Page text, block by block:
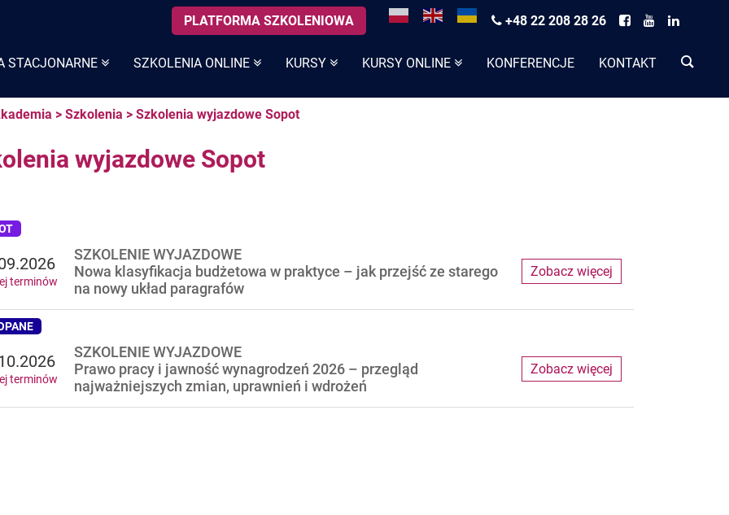
STACJONARNE SZKOLENIA ONLINE KURSY KURSY ONLINE KONFERENCJE KONTAKT
PLATFORMA SZKOLENIOWA +48 22 208 28 26
> Szkolenia > Szkolenia wyjazdowe Sopot
wyjazdowe Sopot
Zobacz więcej
SZKOLENIE WYJAZDOWE
Nowa klasyfikacja budżetowa w praktyce – jak przejść ze starego
na nowy układ paragrafów
terminów
Zobacz więcej
SZKOLENIE WYJAZDOWE
Prawo pracy i jawność wynagrodzeń 2026 – przegląd
najważniejszych zmian, uprawnień i wdrożeń
terminów